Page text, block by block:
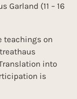
Garland (11 – 16
teachings on
into
is